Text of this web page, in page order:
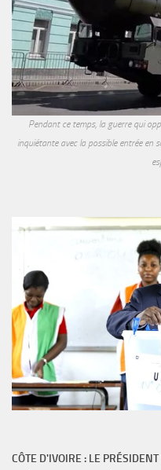
Pendant ce temps, la guerre qui
inquiétante avec la possible entrée en
CÔTE D'IVOIRE : LE